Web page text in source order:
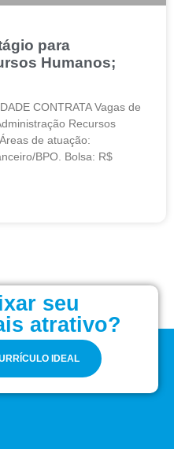
para
Humanos;
CONTRATA Vagas de
Recursos
de atuação:
BPO. Bolsa: R$
seu
atrativo?
IDEAL